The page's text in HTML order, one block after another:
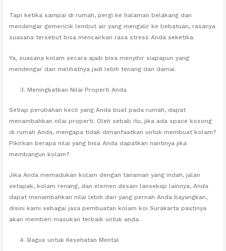
Tapi ketika sampai di rumah, pergi ke halaman belakang dan
mendengar gemericik lembut air yang mengalir ke bebatuan, rasanya
suasana tersebut bisa mencairkan rasa stress Anda seketika.
Ya, suasana kolam secara ajaib bisa menyihir siapapun yang
mendengar dan melihatnya jadi lebih tenang dan damai.
Meningkatkan Nilai Properti Anda
Setiap perubahan kecil yang Anda buat pada rumah, dapat
menambahkan nilai properti. Oleh sebab itu, jika ada space kosong
di rumah Anda, mengapa tidak dimanfaatkan untuk membuat kolam?
Pikirkan berapa nilai yang bisa Anda dapatkan nantinya jika
membangun kolam?
Jika Anda memadukan kolam dengan tanaman yang indah, jalan
setapak, kolam renang, dan elemen desain lansekap lainnya, Anda
dapat menambahkan nilai lebih dari yang pernah Anda bayangkan,
disini kami sebagai jasa pembuatan kolam koi Surakarta pastinya
akan memberi masukan terbaik untuk anda.
Bagus untuk Kesehatan Mental